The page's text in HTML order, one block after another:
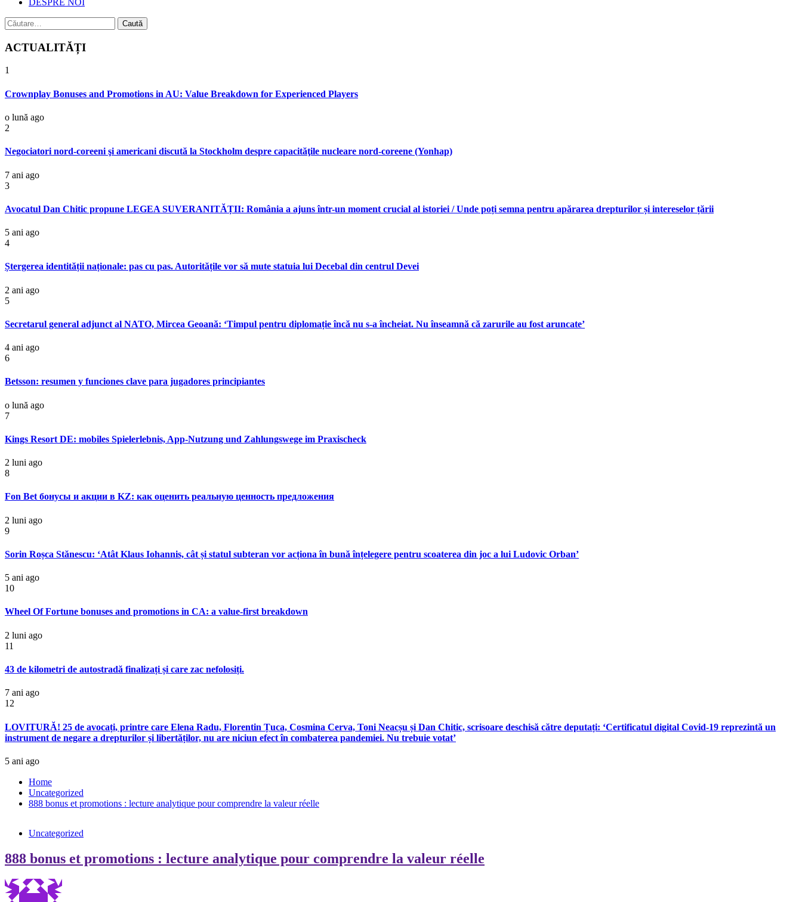
DESPRE NOI
Caută
după:
ACTUALITĂȚI
1
Crownplay Bonuses and Promotions in AU: Value Breakdown for Experienced Players
o lună ago
2
Negociatori nord-coreeni şi americani discută la Stockholm despre capacităţile nucleare nord-coreene (Yonhap)
7 ani ago
3
Avocatul Dan Chitic propune LEGEA SUVERANITĂȚII: România a ajuns într-un moment crucial al istoriei / Unde poți semna pentru apărarea drepturilor și intereselor țării
5 ani ago
4
Ștergerea identității naționale: pas cu pas. Autoritățile vor să mute statuia lui Decebal din centrul Devei
2 ani ago
5
Secretarul general adjunct al NATO, Mircea Geoană: ‘Timpul pentru diplomație încă nu s-a încheiat. Nu înseamnă că zarurile au fost aruncate’
4 ani ago
6
Betsson: resumen y funciones clave para jugadores principiantes
o lună ago
7
Kings Resort DE: mobiles Spielerlebnis, App-Nutzung und Zahlungswege im Praxischeck
2 luni ago
8
Fon Bet бонусы и акции в KZ: как оценить реальную ценность предложения
2 luni ago
9
Sorin Roșca Stănescu: ‘Atât Klaus Iohannis, cât și statul subteran vor acționa în bună înțelegere pentru scoaterea din joc a lui Ludovic Orban’
5 ani ago
10
Wheel Of Fortune bonuses and promotions in CA: a value-first breakdown
2 luni ago
11
43 de kilometri de autostradă finalizați și care zac nefolosiți.
7 ani ago
12
LOVITURĂ! 25 de avocați, printre care Elena Radu, Florentin Țuca, Cosmina Cerva, Toni Neacșu și Dan Chitic, scrisoare deschisă către deputați: ‘Certificatul digital Covid-19 reprezintă un
instrument de negare a drepturilor și libertăților, nu are niciun efect în combaterea pandemiei. Nu trebuie votat’
5 ani ago
Home
Uncategorized
888 bonus et promotions : lecture analytique pour comprendre la valeur réelle
Uncategorized
888 bonus et promotions : lecture analytique pour comprendre la valeur réelle